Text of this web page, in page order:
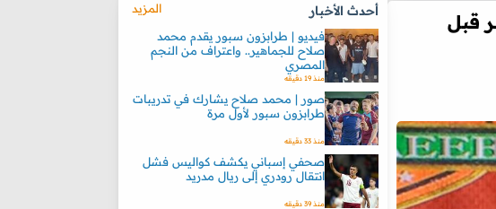
قبل
أحدث الأخبار
المزيد
فيديو | طرابزون سبور يقدم محمد
صلاح للجماهير.. واعتراف من النجم
المصري
منذ 19 دقيقه
صور | محمد صلاح يشارك في تدريبات
طرابزون سبور لأول مرة
منذ 33 دقيقه
صحفي إسباني يكشف كواليس فشل
انتقال رودري إلى ريال مدريد
منذ 39 دقيقه